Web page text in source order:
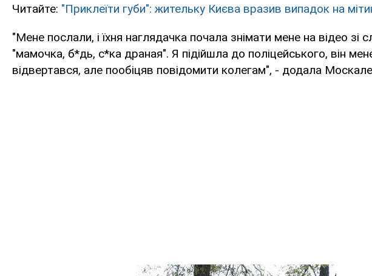
Читайте: "Приклеїти губи": жительку Києва вразив випадок на
"Мене послали, і їхня наглядачка почала знімати мене на відео зі
"мамочка, б*дь, с*ка драная". Я підійшла до поліцейського, він
відвертався, але пообіцяв повідомити колегам", - додала